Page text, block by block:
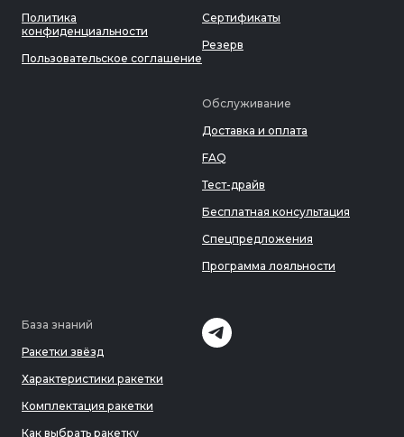
Политика
конфиденциальности
Пользовательское соглашение
Сертификаты
Резерв
Обслуживание
Доставка и оплата
FAQ
Тест-драйв
Бесплатная консультация
Спецпредложения
Программа лояльности
База знаний
Ракетки звёзд
Характеристики ракетки
Комплектация ракетки
Как выбрать ракетку